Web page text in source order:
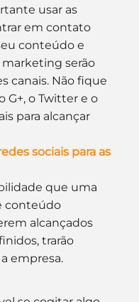
usar as
em contato
conteúdo e
serão
canais. Não fique
G+, o Twitter e o
para alcançar
sociais para as
que uma
conteúdo
alcançados
trarão
empresa.